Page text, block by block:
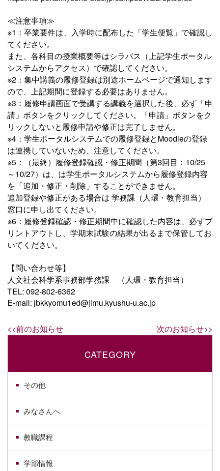
≪注意事項≫
※1：卒業要件は、入学時に配布した「学生便覧」で確認し
てください。
また、各科目の授業概要等はシラバス（上記学生ポータル
システムからアクセス）で確認してください。
※2：集中講義の履修登録は別途ホームページで通知します
ので、上記期間に登録する必要はありません。
※3：履修申請画面で受講する講義を選択した後、必ず「申
請」ボタンをクリックしてください。「申請」ボタンをク
リックしないと履修申請や修正は完了しません。
※4：学生ポータルシステムでの履修登録とMoodleの登録
は連携していないため、注意してください。
※5：（最終）履修登録確認・修正期間（第3回目：10/25
～10/27）は、は学生ポータルシステムから履修登録内容
を「追加・修正・削除」することができません。
追加登録や修正がある場合は 学務課（人環・教育担当）
窓口に申し出てください。
※6：履修登録確認・修正期間中に確認した内容は、必ずプ
リントアウトし、学期末試験の結果が出るまで保管してお
いてください。
【問い合わせ等】
人文社会科学系事務部学務課 （人環・教育担当）
TEL: 092-802-6362
E-mail: jbkkyomu1ed@jimu.kyushu-u.ac.jp
<<前のお知らせ 次のお知らせ>>
CATEGORY
その他
みなさんへ
教職課程
学部情報